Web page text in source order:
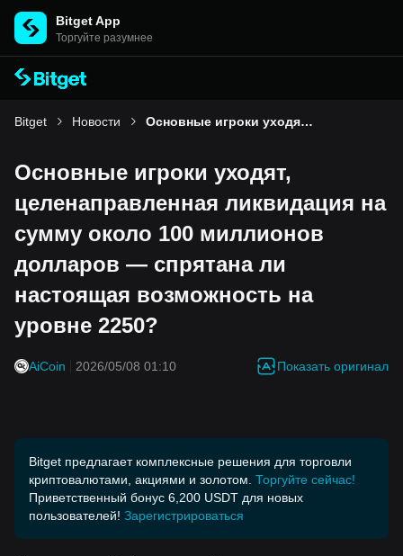
Bitget App
Торгуйте разумнее
Bitget Новости Основные игроки уходят, целенаправленная ликвидация на сумму около 100 миллионов долларов — спрятана ли настоящая возможность на уровне 2250?
Основные игроки уходят,
целенаправленная ликвидация на
сумму около 100 миллионов
долларов — спрятана ли
настоящая возможность на
уровне 2250?
AiCoin 2026/05/08 01:10 Показать оригинал
Bitget предлагает комплексные решения для торговли
криптовалютами, акциями и золотом. Торгуйте сейчас!
Приветственный бонус 6,200 USDT для новых
пользователей! Зарегистрироваться